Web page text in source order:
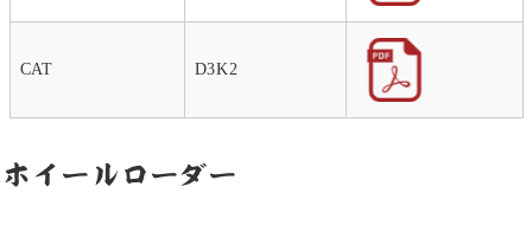
CAT D3K2
ホイールローダー